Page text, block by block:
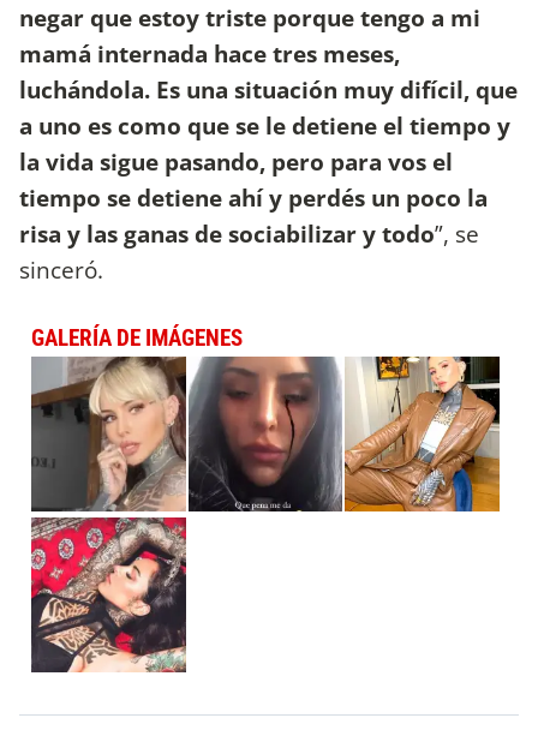
negar que estoy triste porque tengo a mi
mamá internada hace tres meses,
luchándola. Es una situación muy difícil, que
a uno es como que se le detiene el tiempo y
la vida sigue pasando, pero para vos el
tiempo se detiene ahí y perdés un poco la
risa y las ganas de sociabilizar y todo”, se
sinceró.
GALERÍA DE IMÁGENES